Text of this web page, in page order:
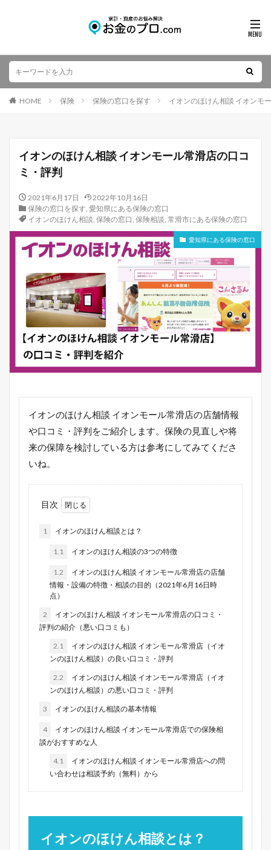
HOME 保険 保険の窓口を探す イオンのほけん相談 イオンモ
イオンのほけん相談 イオンモール常滑店の口コ
ミ・評判
2021年6月17日
2022年10月16日
保険の窓口を探す, 愛知県にある保険の窓口
イオンのほけん相談, 保険の窓口, 保険相談, 常滑市にある保険の窓口
愛知県にある保険の窓口
イオンのほけん相談 イオンモール常滑店の店舗情報
や口コミ・評判をご紹介します。保険の見直しや将
来の保障を検討している方は参考にしてみてくださ
いね。
目次
1 イオンのほけん相談とは？
1.1 イオンのほけん相談の3つの特徴
1.2
イオンのほけん相談 イオンモール常滑店の店舗
情報・設備の特徴・相談の目的（2021年6月16日時
点）
2
イオンのほけん相談 イオンモール常滑店の口コミ・
評判の紹介（悪い口コミも）
2.1
イオンのほけん相談 イオンモール常滑店（イオ
ンのほけん相談）の良い口コミ・評判
2.2
イオンのほけん相談 イオンモール常滑店（イオ
ンのほけん相談）の悪い口コミ・評判
3 イオンのほけん相談の基本情報
4
イオンのほけん相談 イオンモール常滑店での保険相
談がおすすめな人
4.1
イオンのほけん相談 イオンモール常滑店への問
い合わせは相談予約（無料）から
イオンのほけん相談とは？